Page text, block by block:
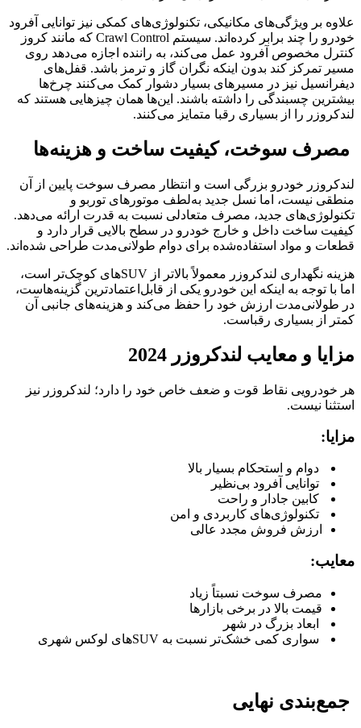
علاوه بر ویژگی‌های مکانیکی، تکنولوژی‌های کمکی نیز توانایی آفرود
خودرو را چند برابر کرده‌اند. سیستم Crawl Control که مانند کروز
کنترل مخصوص آفرود عمل می‌کند، به راننده اجازه می‌دهد روی
مسیر تمرکز کند بدون اینکه نگران گاز و ترمز باشد. قفل‌های
دیفرانسیل نیز در مسیرهای بسیار دشوار کمک می‌کنند چرخ‌ها
بیشترین چسبندگی را داشته باشند. این‌ها همان چیزهایی هستند که
لندکروزر را از بسیاری رقبا متمایز می‌کنند.
مصرف سوخت، کیفیت ساخت و هزینه‌ها
لندکروزر خودرو بزرگی است و انتظار مصرف سوخت پایین از آن
منطقی نیست، اما نسل جدید به‌لطف موتورهای توربو و
تکنولوژی‌های جدید، مصرف متعادلی نسبت به قدرت ارائه می‌دهد.
کیفیت ساخت داخل و خارج خودرو در سطح بالایی قرار دارد و
قطعات و مواد استفاده‌شده برای دوام طولانی‌مدت طراحی شده‌اند.
هزینه نگهداری لندکروزر معمولاً بالاتر از SUVهای کوچک‌تر است،
اما با توجه به اینکه این خودرو یکی از قابل‌اعتمادترین گزینه‌هاست،
در طولانی‌مدت ارزش خود را حفظ می‌کند و هزینه‌های جانبی آن
کمتر از بسیاری رقباست.
مزایا و معایب لندکروزر 2024
هر خودرویی نقاط قوت و ضعف خاص خود را دارد؛ لندکروزر نیز
استثنا نیست.
مزایا:
دوام و استحکام بسیار بالا
توانایی آفرود بی‌نظیر
کابین جادار و راحت
تکنولوژی‌های کاربردی و امن
ارزش فروش مجدد عالی
معایب:
مصرف سوخت نسبتاً زیاد
قیمت بالا در برخی بازارها
ابعاد بزرگ در شهر
سواری کمی خشک‌تر نسبت به SUVهای لوکس شهری
جمع‌بندی نهایی